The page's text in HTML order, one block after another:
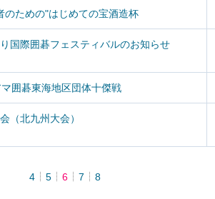
のための"はじめての宝酒造杯
国際囲碁フェスティバルのお知らせ
マ囲碁東海地区団体十傑戦
（北九州大会）
4 5 6 7 8